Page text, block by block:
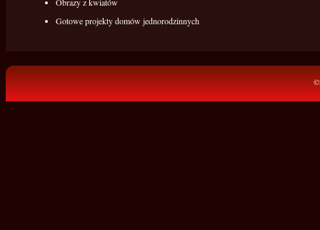
Gotowe projekty domów jednorodzinnych